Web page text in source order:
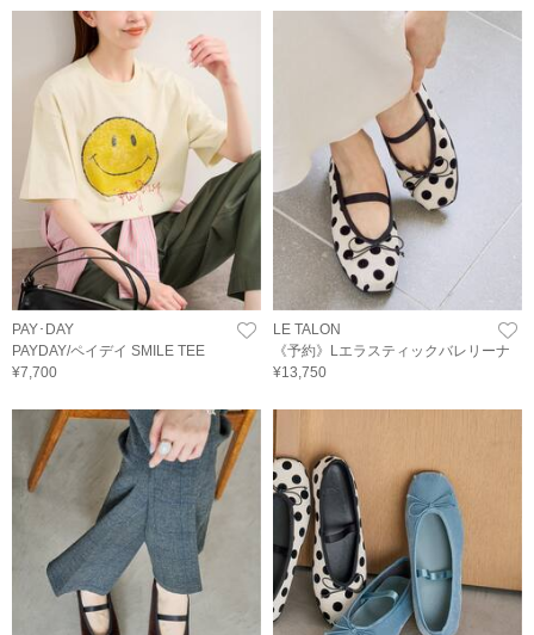
PAY･DAY
PAYDAY/ペイデイ SMILE TEE
¥7,700
LE TALON
《予約》Lエラスティックバレリーナ
¥13,750